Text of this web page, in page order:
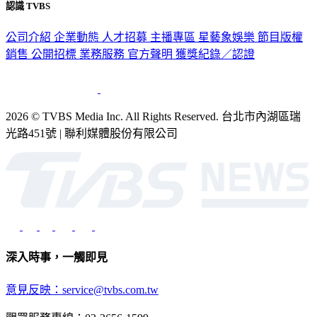
認識 TVBS
公司介紹 企業動態 人才招募 主播專區 星藝象娛樂 節目版權
銷售 公開招標 業務服務 官方聲明 獲獎紀錄／認證
2026 © TVBS Media Inc. All Rights Reserved. 台北市內湖區瑞
光路451號 | 聯利媒體股份有限公司
深入時事，一觸即見
意見反映：service@tvbs.com.tw